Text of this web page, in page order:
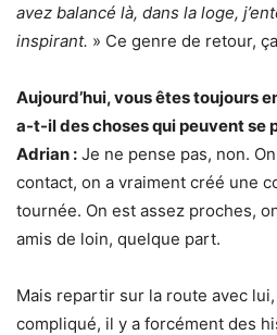
avez balancé là, dans la loge,
inspirant. » Ce genre de retour,
Aujourd’hui, vous êtes toujours
a-t-il des choses qui peuvent se
Adrian : Je ne pense pas, non.
contact, on a vraiment créé une
tournée. On est assez proches,
amis de loin, quelque part.
Mais repartir sur la route avec lui,
compliqué, il y a forcément des